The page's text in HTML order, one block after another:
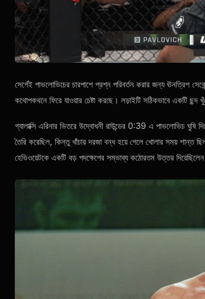
সের্গেই পাভলোভিচের চারপাশে প্রশ্ন পরিবর্তন করার জন্য ঊনত্রিশ
কথোপকথনে ফিরে যাওয়ার চেষ্টা করছে। লড়াইটি সঠিকভাবে একটি ছন্দ
গ্যালাক্সি এরিনার ভিতরে উদ্বোধনী রাউন্ডের 0:39 এ পাভলোভিচ ঘুষি
তৈরি করেছিল, কিন্তু খাঁচার দরজা বন্ধ হয়ে গেলে খোলার সময় শান্ত
হেভিওয়েটকে একটি বড় পদক্ষেপের সম্ভাব্য কঠোরতম উত্তর